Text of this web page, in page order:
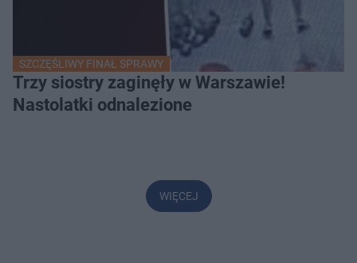
SZCZĘŚLIWY FINAŁ SPRAWY
Trzy siostry zaginęły w Warszawie!
Nastolatki odnalezione
WIĘCEJ